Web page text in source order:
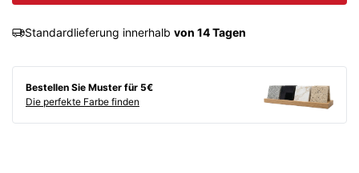
Standardlieferung innerhalb von 14 Tagen
Bestellen Sie Muster für 5€
Die perfekte Farbe finden